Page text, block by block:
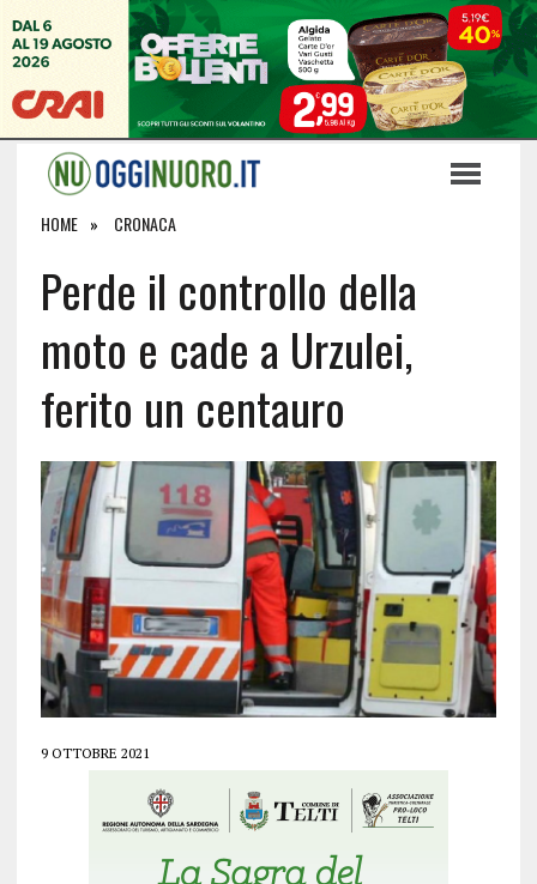
HOME CRONACA
Perde il controllo della
moto e cade a Urzulei,
ferito un centauro
9 OTTOBRE 2021